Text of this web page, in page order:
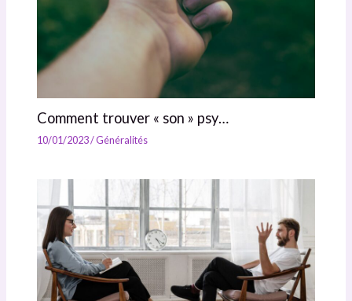
Comment trouver « son » psy…
10/01/2023/Généralités